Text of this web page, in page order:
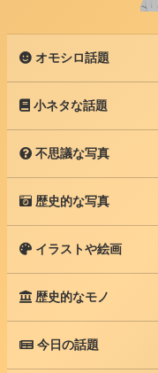
オモシロ話題
小ネタな話題
不思議な写真
歴史的な写真
イラストや絵画
歴史的なモノ
今日の話題